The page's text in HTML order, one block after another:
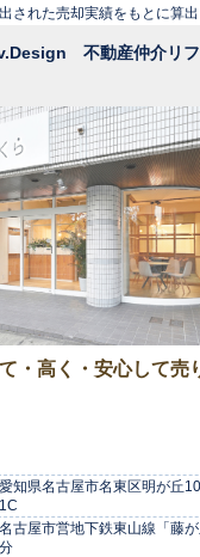
された売却実績をもとに算出
不動産仲介リフ
・高く・安心して売
愛知県名古屋市名東区明が丘
1C
名古屋市営地下鉄東山線「藤
分